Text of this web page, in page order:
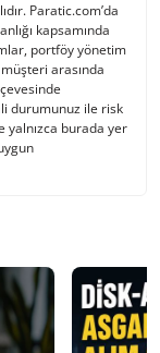
Paratic.com’da
kapsamında
portföy yönetim
arasında
durumunuz ile risk
burada yer